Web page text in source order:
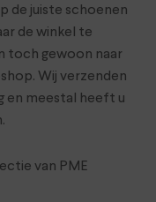
de juiste schoenen
de winkel te
toch gewoon naar
Wij verzenden
en meestal heeft u
van PME